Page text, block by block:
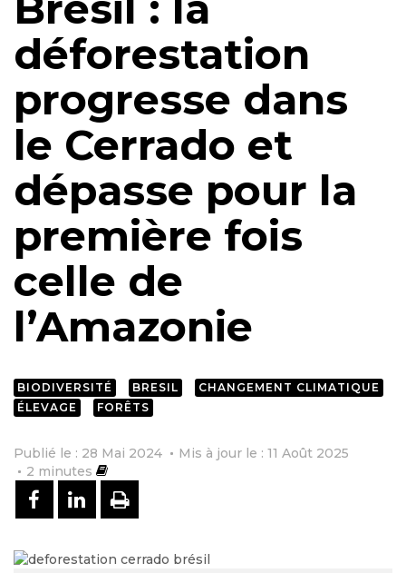
déforestation
progresse dans
le Cerrado et
dépasse pour la
première fois
celle de
l’Amazonie
BIODIVERSITÉ BRESIL
CHANGEMENT CLIMATIQUE
ÉLEVAGE
FORÊTS
Publié le : 28 Mai 2024
Mis à jour le : 11 Août 2025
2 minutes
PARTAGER SUR FACEBOOK
PARTAGER SUR LINKEDIN
IMPRIMER